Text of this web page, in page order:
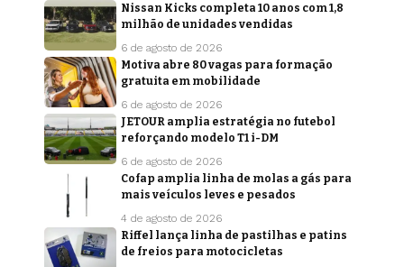
Nissan Kicks completa 10 anos com 1,8
milhão de unidades vendidas
6 de agosto de 2026
Motiva abre 80 vagas para formação
gratuita em mobilidade
6 de agosto de 2026
JETOUR amplia estratégia no futebol
reforçando modelo T1 i-DM
6 de agosto de 2026
Cofap amplia linha de molas a gás para
mais veículos leves e pesados
4 de agosto de 2026
Riffel lança linha de pastilhas e patins
de freios para motocicletas